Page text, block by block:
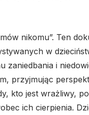
nikomu”. Ten
w
zaniedbania i
przyjmując
kto jest wrażliwy,
ich cierpienia.